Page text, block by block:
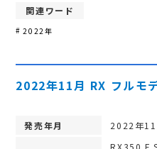
関連ワード
2022年
2022年11月 RX フルモ
発売年月 2022年11
RX350 F